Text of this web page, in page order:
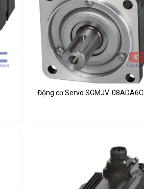
Động cơ Servo SGMJV-08ADA6C